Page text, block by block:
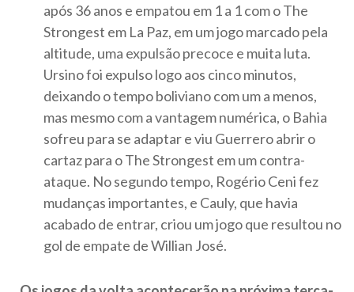
após 36 anos e empatou em 1 a 1 com o The
Strongest em La Paz, em um jogo marcado pela
altitude, uma expulsão precoce e muita luta.
Ursino foi expulso logo aos cinco minutos,
deixando o tempo boliviano com um a menos,
mas mesmo com a vantagem numérica, o Bahia
sofreu para se adaptar e viu Guerrero abrir o
cartaz para o The Strongest em um contra-
ataque. No segundo tempo, Rogério Ceni fez
mudanças importantes, e Cauly, que havia
acabado de entrar, criou um jogo que resultou no
gol de empate de Willian José.